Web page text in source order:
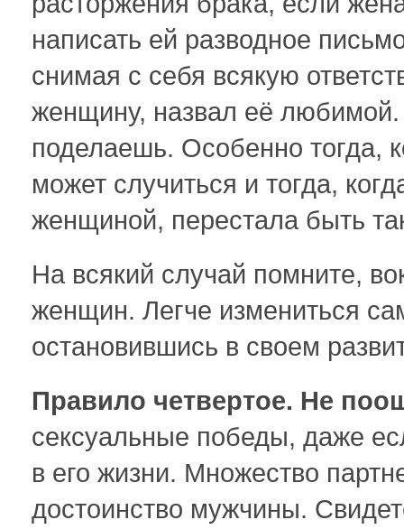
написать ей разводное
снимая с себя всякую
женщину, назвал её
поделаешь. Особенно тогда,
может случиться и тогда,
женщиной, перестала быть
На всякий случай помните,
женщин. Легче измениться
остановившись в своем
Правило четвертое. Не
сексуальные победы, даже
в его жизни. Множество
достоинство мужчины.